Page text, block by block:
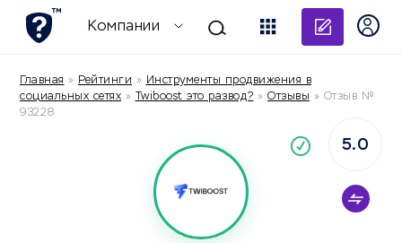
Компании
Главная » Рейтинги » Инструменты продвижения в
социальных сетях » Twiboost это развод? » Отзывы » Отзыв №
93228
5.0